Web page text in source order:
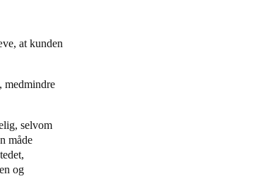
at kunden
medmindre
selvom
måde
og